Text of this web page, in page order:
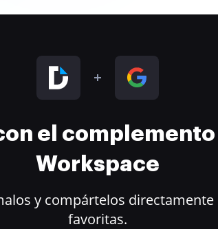
el
Workspace
y compártelos
favoritas.